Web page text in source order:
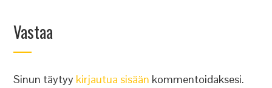
Vastaa
Sinun täytyy kirjautua sisään kommentoidaksesi.